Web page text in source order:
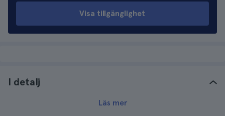
Visa tillgänglighet
I detalj
Läs mer